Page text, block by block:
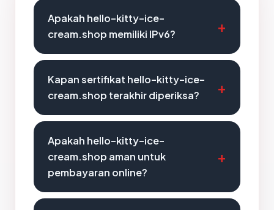
Apakah hello-kitty-ice-
cream.shop memiliki IPv6?
Kapan sertifikat hello-kitty-ice-
cream.shop terakhir diperiksa?
Apakah hello-kitty-ice-
cream.shop aman untuk
pembayaran online?